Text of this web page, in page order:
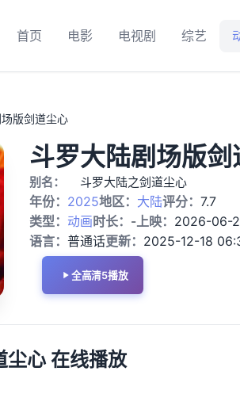
首页 电影 电视剧 综艺
版剑道尘心
斗罗大陆剧场版剑
别名： 斗罗大陆之剑道尘心
年份： 2025地区： 大陆评分： 7.7
类型： 动画时长： -上映： 2026-06-
语言： 普通话更新： 2025-12-18
全高清5播放
尘心 在线播放